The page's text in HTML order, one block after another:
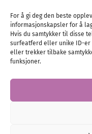
For å gi deg den beste
informasjonskapsler for å
Hvis du samtykker til disse
surfeatferd eller unike ID-er
eller trekker tilbake
funksjoner.
E-post :